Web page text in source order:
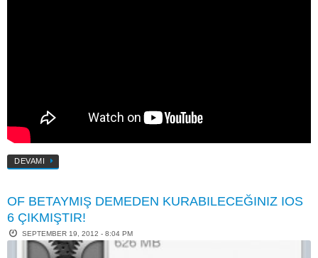
DEVAMI
OF BETAYMIŞ DEMEDEN KURABILECEĞINIZ IOS
6 ÇIKMIŞTIR!
SEPTEMBER 19, 2012 - 8:04 PM